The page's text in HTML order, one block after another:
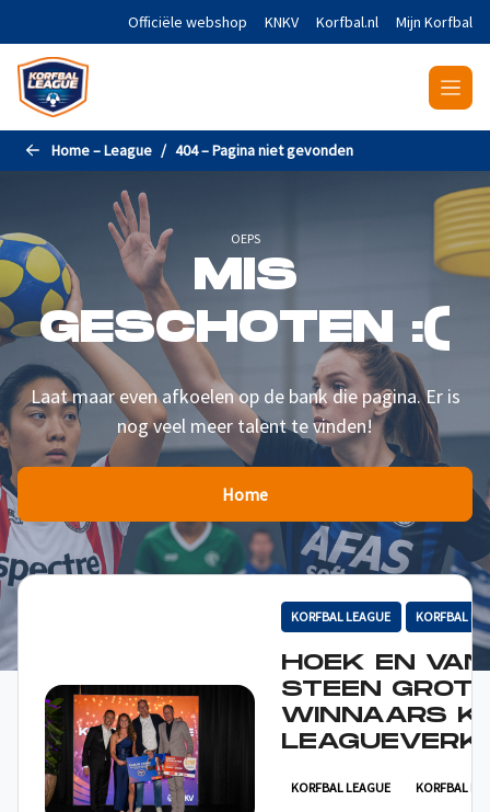
Naar de hoofdinhoud gaanOfficiële webshop KNKV Korfbal.nl Mijn Korfbal
Home – League 404 – Pagina niet gevonden
OEPS
MIS
GESCHOTEN :(
Laat maar even afkoelen op de bank die pagina. Er is
nog veel meer talent te vinden!
Home
KORFBAL LEAGUE KORFBAL
HOEK EN VAN
STEEN
WINNAARS
KORFBAL LEAGUE KORFBAL